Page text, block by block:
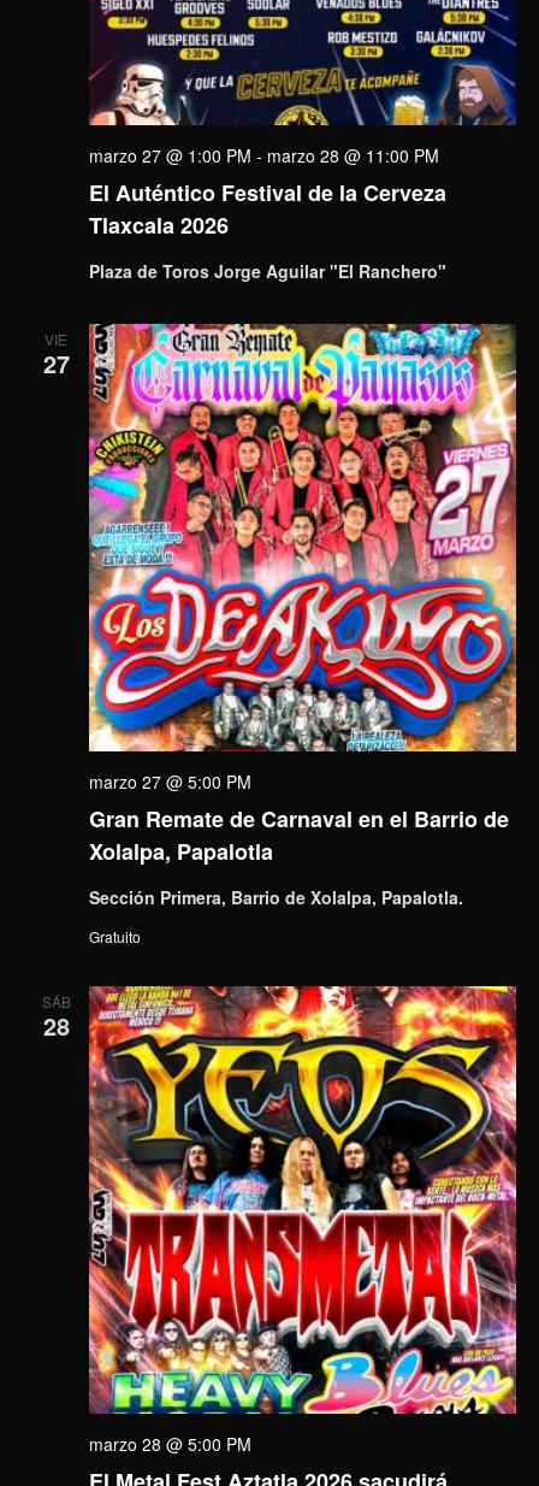
El Auténtico Festival de la Cerveza
Tlaxcala 2026
marzo 27 @ 1:00 PM - marzo 28 @ 11:00 PM
Plaza de Toros Jorge Aguilar "El Ranchero"
VIE
27
Gran Remate de Carnaval en el Barrio de
Xolalpa, Papalotla
marzo 27 @ 5:00 PM
Sección Primera, Barrio de Xolalpa, Papalotla.
Gratuito
SÁB
28
marzo 28 @ 5:00 PM